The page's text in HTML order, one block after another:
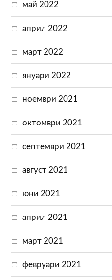
май 2022
април 2022
март 2022
януари 2022
ноември 2021
октомври 2021
септември 2021
август 2021
юни 2021
април 2021
март 2021
февруари 2021